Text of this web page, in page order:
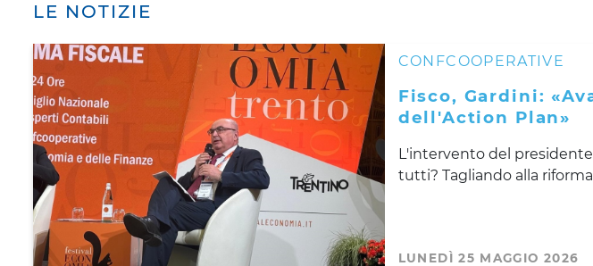
LE NOTIZIE
CONFCOOPERATIVE
Fisco, Gardini:
dell'Action Plan»
L'intervento del presidente
tutti? Tagliando alla
LUNEDÌ 25 MAGGIO 2026